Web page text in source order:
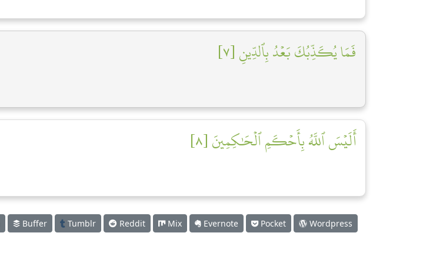
فَمَا يُكَذِّبُكَ بَعۡدُ بِٱلدِّينِ [٧]
أَلَيۡسَ ٱللَّهُ بِأَحۡكَمِ ٱلۡحَٰكِمِينَ [٨]
Buffer Tumblr Reddit Mix Evernote Pocket Wordpress